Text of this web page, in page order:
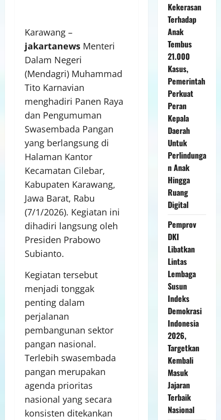
Karawang –
jakartanews Menteri
Dalam Negeri
(Mendagri) Muhammad
Tito Karnavian
menghadiri Panen Raya
dan Pengumuman
Swasembada Pangan
yang berlangsung di
Halaman Kantor
Kecamatan Cilebar,
Kabupaten Karawang,
Jawa Barat, Rabu
(7/1/2026). Kegiatan ini
dihadiri langsung oleh
Presiden Prabowo
Subianto.
Kegiatan tersebut
menjadi tonggak
penting dalam
perjalanan
pembangunan sektor
pangan nasional.
Terlebih swasembada
pangan merupakan
agenda prioritas
nasional yang secara
konsisten ditekankan
Kekerasan
Terhadap
Anak
Tembus
21.000
Kasus,
Pemerintah
Perkuat
Peran
Kepala
Daerah
Untuk
Perlindunga
n Anak
Hingga
Ruang
Digital
Pemprov
DKI
Libatkan
Lintas
Lembaga
Susun
Indeks
Demokrasi
Indonesia
2026,
Targetkan
Kembali
Masuk
Jajaran
Terbaik
Nasional